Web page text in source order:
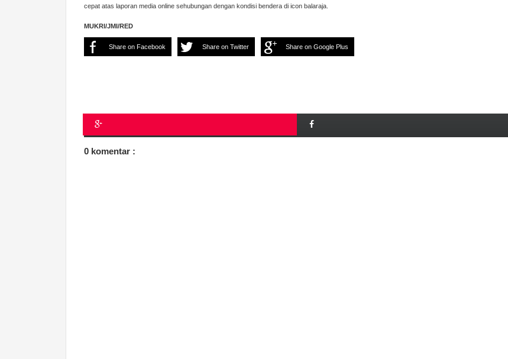
cepat atas laporan media online sehubungan dengan kondisi bendera di icon balaraja.
MUKRI/JMI/RED
Share on Facebook Share on Twitter Share on Google Plus
0 komentar :